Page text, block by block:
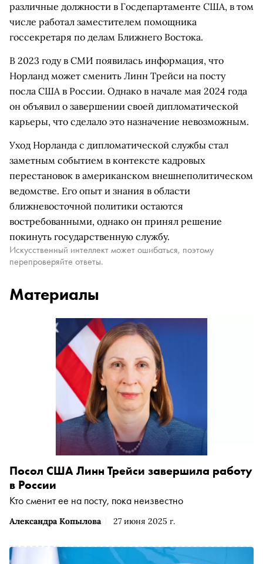
различные должности в Госдепартаменте США, в том
числе работал заместителем помощника
госсекретаря по делам Ближнего Востока.
В 2023 году в СМИ появилась информация, что
Норланд может сменить Линн Трейси на посту
посла США в России. Однако в начале мая 2024 года
он объявил о завершении своей дипломатической
карьеры, что сделало это назначение невозможным.
Уход Норланда с дипломатической службы стал
заметным событием в контексте кадровых
перестановок в американском внешнеполитическом
ведомстве. Его опыт и знания в области
ближневосточной политики остаются
востребованными, однако он принял решение
покинуть государственную службу.
Искусственный интеллект может ошибаться, поэтому
перепроверяйте ответы.
Материалы
Александра Копылова 27 июня 2025 г.
Посол США Линн Трейси завершила работу
в России
Кто сменит ее на посту, пока неизвестно